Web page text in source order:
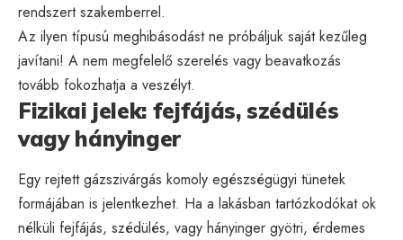
rendszert szakemberrel.
Az ilyen típusú meghibásodást ne próbáljuk saját kezűleg
javítani! A nem megfelelő szerelés vagy beavatkozás
tovább fokozhatja a veszélyt.
Fizikai jelek: fejfájás, szédülés
vagy hányinger
Egy rejtett gázszivárgás komoly egészségügyi tünetek
formájában is jelentkezhet. Ha a lakásban tartózkodókat ok
nélküli fejfájás, szédülés, vagy hányinger gyötri, érdemes